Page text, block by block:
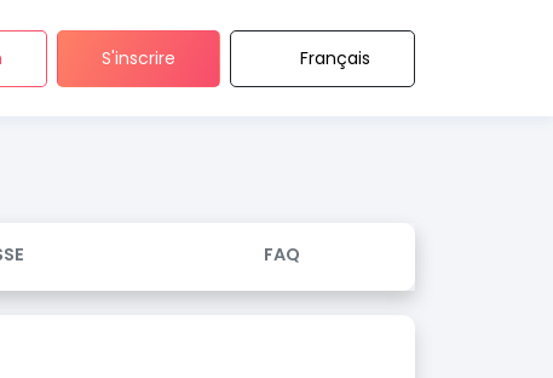
S'inscrire Français
FAQ